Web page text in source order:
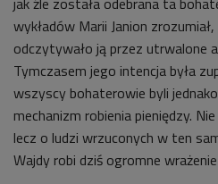
wykładów Marii Janion
odczytywało ją przez utrwalone
Tymczasem jego intencja była
wszyscy bohaterowie byli
mechanizm robienia pieniędzy.
lecz o ludzi wrzuconych w ten
Wajdy robi dziś ogromne wrażenie